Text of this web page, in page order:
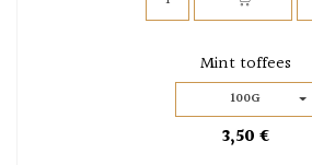
Mint toffees
100G
3,50 €